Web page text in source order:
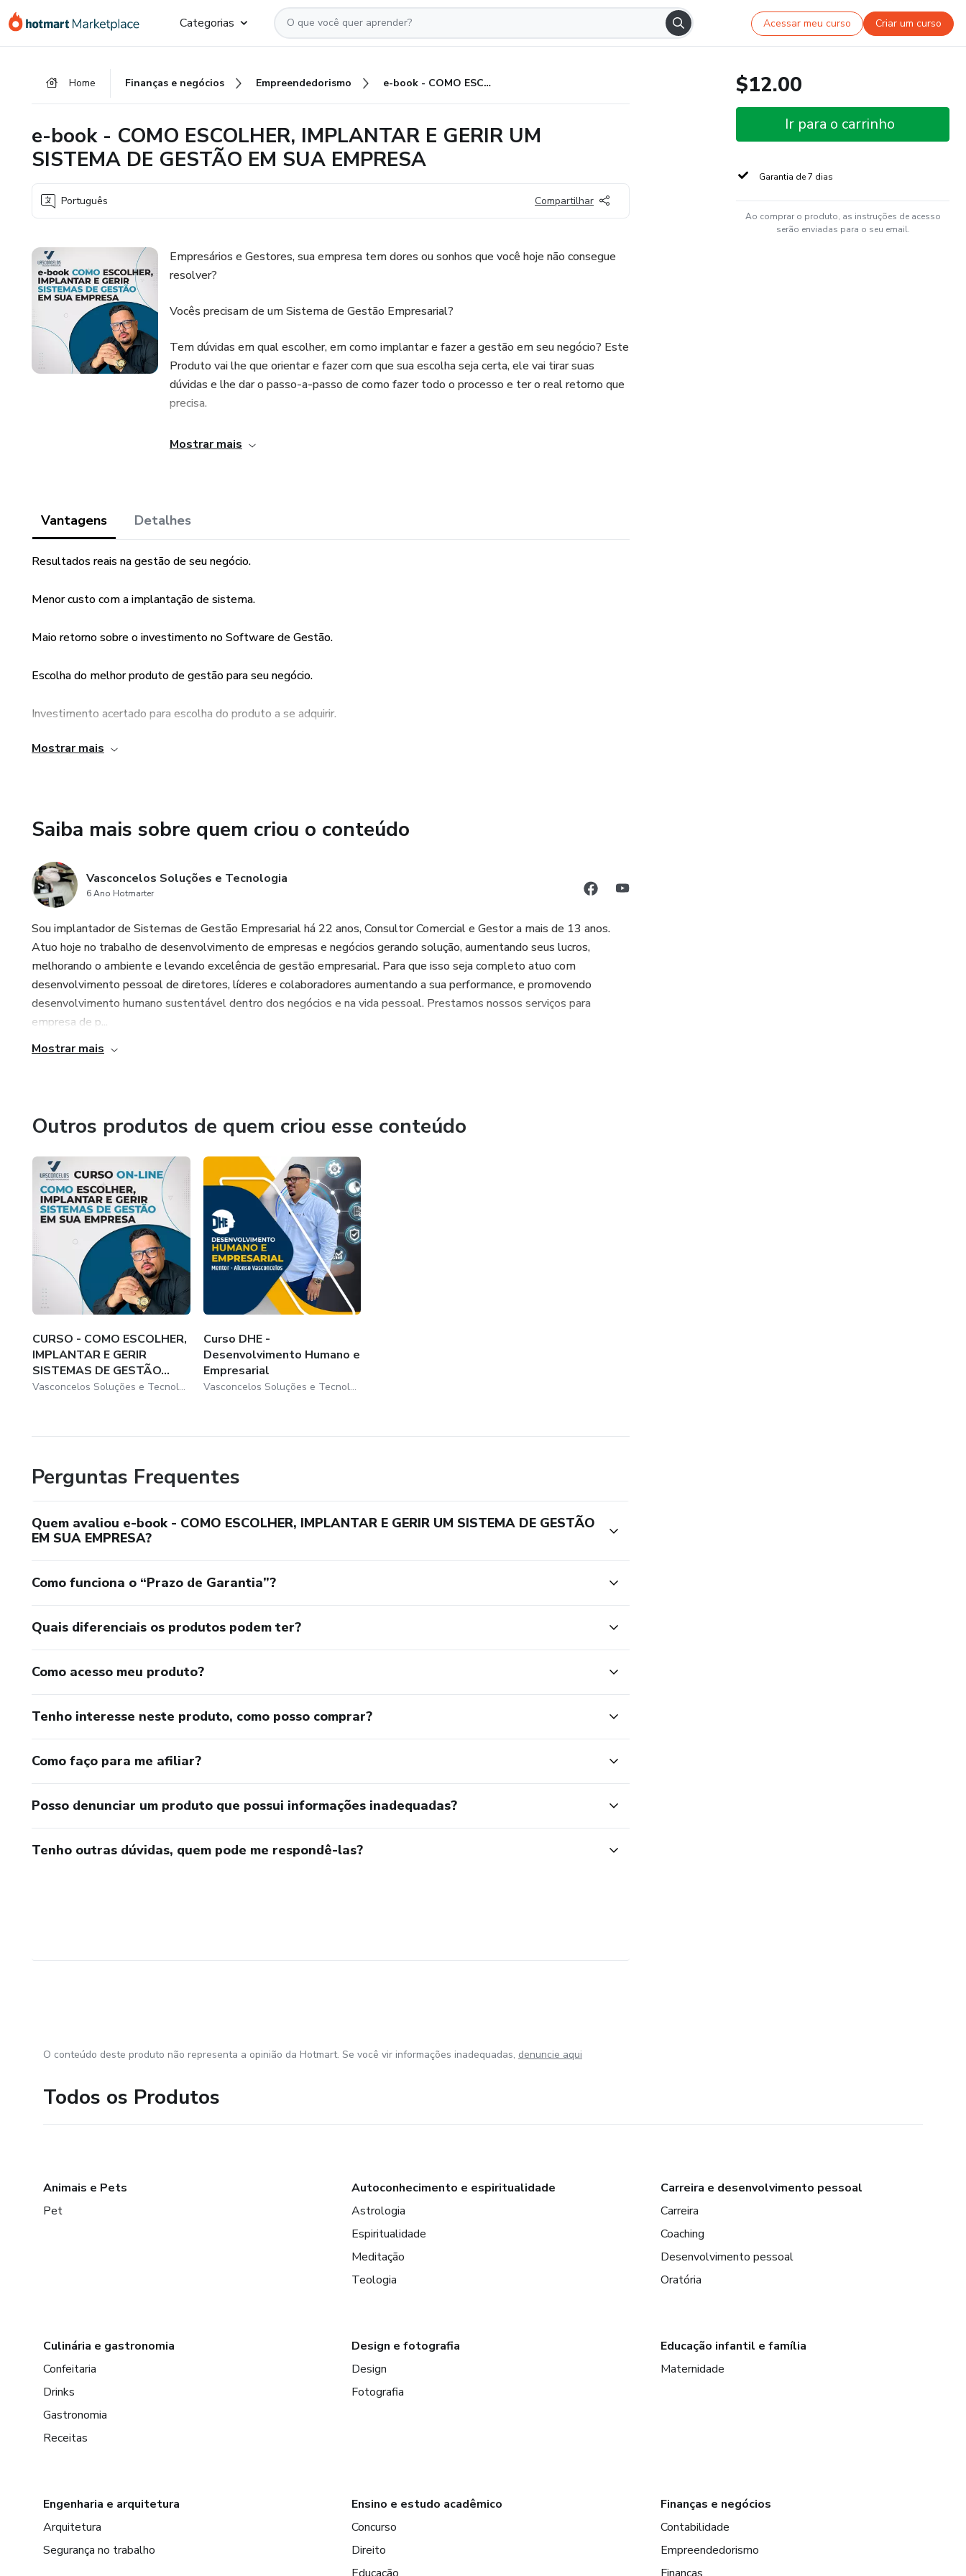
para
para
para
Categorias Acessar meu curso Criar um curso
Home Finanças e negócios Empreendedorismo e-book - COMO ESCOLHER, IMPLANTAR E GERIR UM SISTEMA DE GESTÃO EM SUA EMPRESA
e-book - COMO ESCOLHER, IMPLANTAR E GERIR UM
SISTEMA DE GESTÃO EM SUA EMPRESA
Português Compartilhar
Empresários e Gestores, sua empresa tem dores ou sonhos que você hoje não consegue
resolver?
Vocês precisam de um Sistema de Gestão Empresarial?
Tem dúvidas em qual escolher, em como implantar e fazer a gestão em seu negócio? Este
Produto vai lhe que orientar e fazer com que sua escolha seja certa, ele vai tirar suas
dúvidas e lhe dar o passo-a-passo de como fazer todo o processo e ter o real retorno que
precisa.
Não precisa de conhecer nada de Sistemas, o que precisa é adquirir este e-book e seguir o
Mostrar mais
Vantagens Detalhes
Resultados reais na gestão de seu negócio.
Menor custo com a implantação de sistema.
Maio retorno sobre o investimento no Software de Gestão.
Escolha do melhor produto de gestão para seu negócio.
Investimento acertado para escolha do produto a se adquirir.
Menor tempo de implantação.
Mostrar mais
Saiba mais sobre quem criou o conteúdo
Vasconcelos Soluções e Tecnologia
6 Ano Hotmarter
Sou implantador de Sistemas de Gestão Empresarial há 22 anos, Consultor Comercial e Gestor a mais de 13 anos.
Atuo hoje no trabalho de desenvolvimento de empresas e negócios gerando solução, aumentando seus lucros,
melhorando o ambiente e levando excelência de gestão empresarial. Para que isso seja completo atuo com
desenvolvimento pessoal de diretores, líderes e colaboradores aumentando a sua performance, e promovendo
desenvolvimento humano sustentável dentro dos negócios e na vida pessoal. Prestamos nossos serviços para
empresa de p...
Mostrar mais
Outros produtos de quem criou esse conteúdo
CURSO - COMO ESCOLHER,
IMPLANTAR E GERIR
SISTEMAS DE GESTÃO...
Vasconcelos Soluções e Tecnologia
Curso DHE -
Desenvolvimento Humano e
Empresarial
Vasconcelos Soluções e Tecnologia
Perguntas Frequentes
Quem avaliou e-book - COMO ESCOLHER, IMPLANTAR E GERIR UM SISTEMA DE GESTÃO
EM SUA EMPRESA?
Como funciona o “Prazo de Garantia”?
Quais diferenciais os produtos podem ter?
Como acesso meu produto?
Tenho interesse neste produto, como posso comprar?
Como faço para me afiliar?
Posso denunciar um produto que possui informações inadequadas?
Tenho outras dúvidas, quem pode me respondê-las?
$12.00
Ir para o carrinho
Garantia de 7 dias
Ao comprar o produto, as instruções de acesso
serão enviadas para o seu email.
O conteúdo deste produto não representa a opinião da Hotmart. Se você vir informações inadequadas, denuncie aqui
Todos os Produtos
Animais e Pets
Pet
Autoconhecimento e espiritualidade
Astrologia
Espiritualidade
Meditação
Teologia
Carreira e desenvolvimento pessoal
Carreira
Coaching
Desenvolvimento pessoal
Oratória
Culinária e gastronomia
Confeitaria
Drinks
Gastronomia
Receitas
Design e fotografia
Design
Fotografia
Educação infantil e família
Maternidade
Engenharia e arquitetura
Arquitetura
Segurança no trabalho
Ensino e estudo acadêmico
Concurso
Direito
Finanças e negócios
Contabilidade
Empreendedorismo